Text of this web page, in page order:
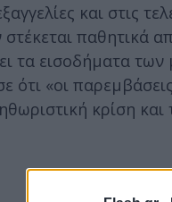
και στις
στέκεται παθητικά
τα εισοδήματα
ότι «οι
κρίση